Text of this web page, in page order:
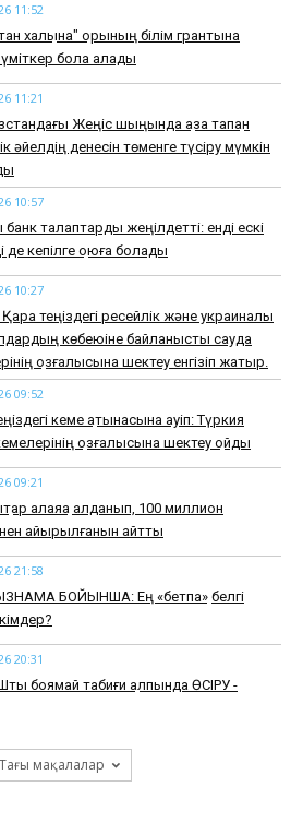
11:52
халқына" қорының білім грантына
бола алады
11:21
Жеңіс шыңында қаза тапқан
әйелдің денесін төменге түсіру мүмкін
10:57
талаптарды жеңілдетті: енді ескі
де кепілге қоюға болады
10:27
теңіздегі ресейлік және украиналық
көбеюіне байланысты сауда
қозғалысына шектеу енгізіп жатыр.
09:52
кеме қатынасына қауіп: Түркия
қозғалысына шектеу қойды
09:21
алаяққа алданып, 100 миллион
айырылғанын айтты
21:58
БОЙЫНША: Ең «бетпақ» белгі
20:31
боямай табиғи қалпында ӨСІРУ -
Тағы мақалалар